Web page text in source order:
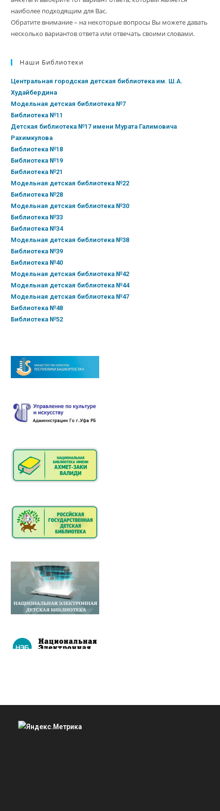
наиболее подходящим для Вас.
Обратите внимание – на некоторые вопросы Вы можете давать
несколько вариантов ответа или отвечать своими словами.
Наши Библиотеки
Центральная городская детская библиотека им. Ш.А.
Худайбердина
Модельная детская библиотека №7
Библиотека №11
Детская библиотека №17 имени Мурата Галимовича
Рахимкулова
Библиотека №18
Библиотека №19
Библиотека №21
Модельная детская библиотека №22
Библиотека №28
Модельная детская библиотека №30
Библиотека №33
Библиотека №34
Модельная детская библиотека №38
Библиотека №39
Библиотека №40
Модельная детская библиотека №42
Модельная детская библиотека №44
Модельная детская библиотека №47
Библиотека №48
Библиотека №52